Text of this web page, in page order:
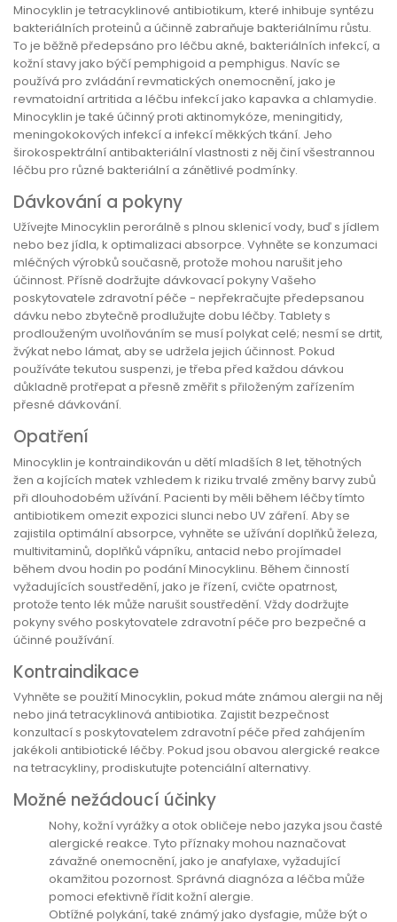
Minocyklin je tetracyklinové antibiotikum, které inhibuje syntézu
bakteriálních proteinů a účinně zabraňuje bakteriálnímu růstu.
To je běžně předepsáno pro léčbu akné, bakteriálních infekcí, a
kožní stavy jako býčí pemphigoid a pemphigus. Navíc se
používá pro zvládání revmatických onemocnění, jako je
revmatoidní artritida a léčbu infekcí jako kapavka a chlamydie.
Minocyklin je také účinný proti aktinomykóze, meningitidy,
meningokokových infekcí a infekcí měkkých tkání. Jeho
širokospektrální antibakteriální vlastnosti z něj činí všestrannou
léčbu pro různé bakteriální a zánětlivé podmínky.
Dávkování a pokyny
Užívejte Minocyklin perorálně s plnou sklenicí vody, buď s jídlem
nebo bez jídla, k optimalizaci absorpce. Vyhněte se konzumaci
mléčných výrobků současně, protože mohou narušit jeho
účinnost. Přísně dodržujte dávkovací pokyny Vašeho
poskytovatele zdravotní péče - nepřekračujte předepsanou
dávku nebo zbytečně prodlužujte dobu léčby. Tablety s
prodlouženým uvolňováním se musí polykat celé; nesmí se drtit,
žvýkat nebo lámat, aby se udržela jejich účinnost. Pokud
používáte tekutou suspenzi, je třeba před každou dávkou
důkladně protřepat a přesně změřit s přiloženým zařízením
přesné dávkování.
Opatření
Minocyklin je kontraindikován u dětí mladších 8 let, těhotných
žen a kojících matek vzhledem k riziku trvalé změny barvy zubů
při dlouhodobém užívání. Pacienti by měli během léčby tímto
antibiotikem omezit expozici slunci nebo UV záření. Aby se
zajistila optimální absorpce, vyhněte se užívání doplňků železa,
multivitaminů, doplňků vápníku, antacid nebo projímadel
během dvou hodin po podání Minocyklinu. Během činností
vyžadujících soustředění, jako je řízení, cvičte opatrnost,
protože tento lék může narušit soustředění. Vždy dodržujte
pokyny svého poskytovatele zdravotní péče pro bezpečné a
účinné používání.
Kontraindikace
Vyhněte se použití Minocyklin, pokud máte známou alergii na něj
nebo jiná tetracyklinová antibiotika. Zajistit bezpečnost
konzultací s poskytovatelem zdravotní péče před zahájením
jakékoli antibiotické léčby. Pokud jsou obavou alergické reakce
na tetracykliny, prodiskutujte potenciální alternativy.
Možné nežádoucí účinky
Nohy, kožní vyrážky a otok obličeje nebo jazyka jsou časté
alergické reakce. Tyto příznaky mohou naznačovat
závažné onemocnění, jako je anafylaxe, vyžadující
okamžitou pozornost. Správná diagnóza a léčba může
pomoci efektivně řídit kožní alergie.
Obtížné polykání, také známý jako dysfagie, může být o